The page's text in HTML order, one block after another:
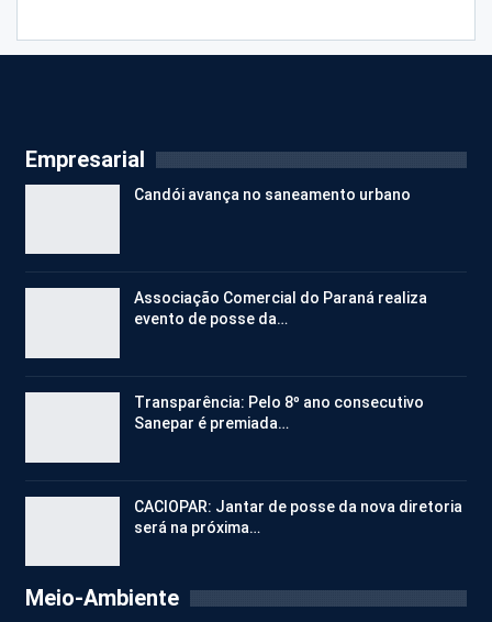
Empresarial
Candói avança no saneamento urbano
Associação Comercial do Paraná realiza
evento de posse da…
Transparência: Pelo 8º ano consecutivo
Sanepar é premiada…
CACIOPAR: Jantar de posse da nova diretoria
será na próxima…
Meio-Ambiente